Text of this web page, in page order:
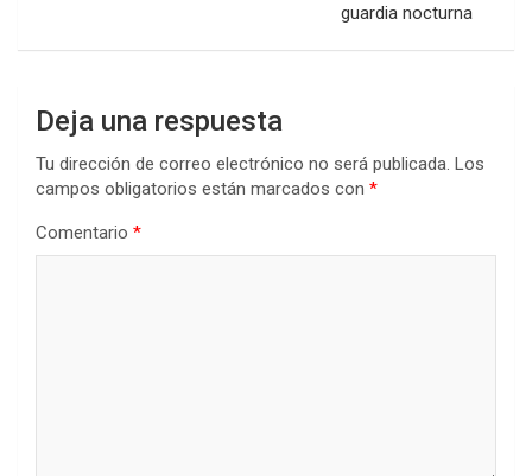
guardia nocturna
Deja una respuesta
Tu dirección de correo electrónico no será publicada. Los
campos obligatorios están marcados con *
Comentario *